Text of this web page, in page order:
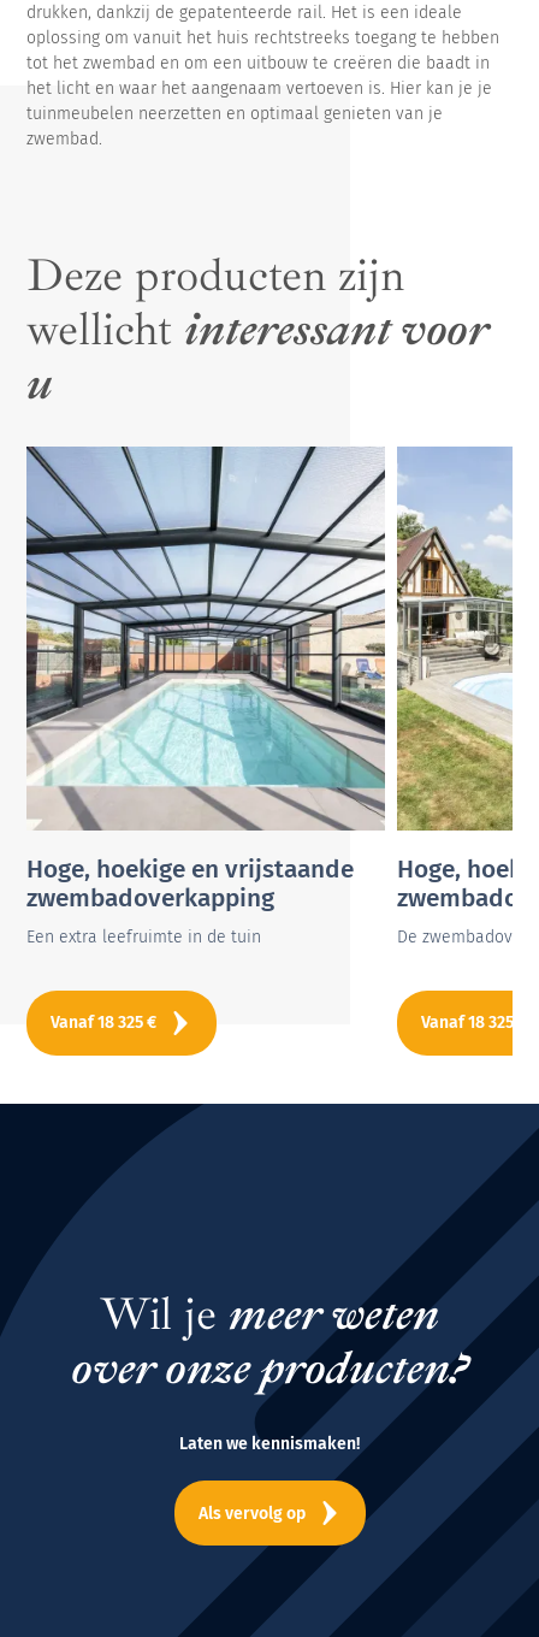
drukken, dankzij de gepatenteerde rail. Het is een ideale
oplossing om vanuit het huis rechtstreeks toegang te hebben
tot het zwembad en om een uitbouw te creëren die baadt in
het licht en waar het aangenaam vertoeven is. Hier kan je je
tuinmeubelen neerzetten en optimaal genieten van je
zwembad.
Deze producten zijn
wellicht interessant voor
u
Hoge, hoekige en vrijstaande
zwembadoverkapping
Een extra leefruimte in de tuin
Vanaf18 325 €
Hoge,
De
Vanaf18 325
Wil je meer weten
over onze producten?
Laten we kennismaken!
Als vervolg op